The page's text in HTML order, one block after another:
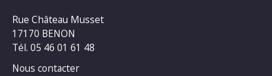
Rue Château Musset
17170 BENON
Tél. 05 46 01 61 48
Nous contacter